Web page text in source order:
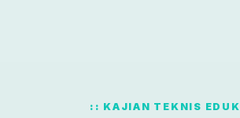
KAJIAN TEKNIS